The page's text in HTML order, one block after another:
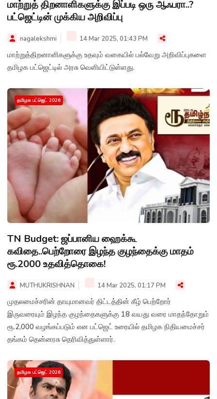
மாற்றுத் திறனாளிகளுக்கு இப்படி ஒரு ஆஃபரா..?
பட்ஜெட்டின் முக்கிய அறிவிப்பு
nagalekshmi 14 Mar 2025, 01:43 PM
மாற்றுத்திறனாளிகளுக்கு உதவும் வகையில் பல்வேறு அறிவிப்புகளை
தமிழக பட்ஜெட்டில் அரசு வெளியிட்டுள்ளது.
தமிழக பட்ஜெட் 2026
TN Budget: ஜப்பானிய ஹைக்கூ
கவிதை..பெற்றோரை இழந்த குழந்தைக்கு மாதம்
ரூ.2000 உதவித்தொகை!
MUTHUKRISHNAN 14 Mar 2025, 01:17 PM
முதலமைச்சரின் தாயுமானவர் திட்டத்தின் கீழ் பெற்றோர்
இருவரையும் இழந்த குழந்தைகளுக்கு 18 வயது வரை மாதந்தோறும்
ரூ.2,000 வழங்கப்படும் என பட்ஜெட் உரையில் தமிழக நிதியமைச்சர்
தங்கம் தென்னரசு தெரிவித்துள்ளார்.
தமிழக பட்ஜெட் 2026